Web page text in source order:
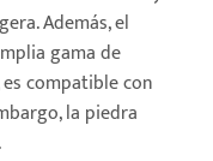
Además, el
gama de
compatible con
la piedra